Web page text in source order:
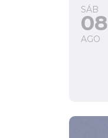
SÁB
08
AGO